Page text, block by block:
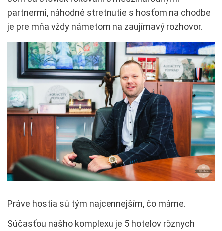
partnermi, náhodné stretnutie s hosťom na chodbe
je pre mňa vždy námetom na zaujímavý rozhovor.
Práve hostia sú tým najcennejším, čo máme.
Súčasťou nášho komplexu je 5 hotelov rôznych